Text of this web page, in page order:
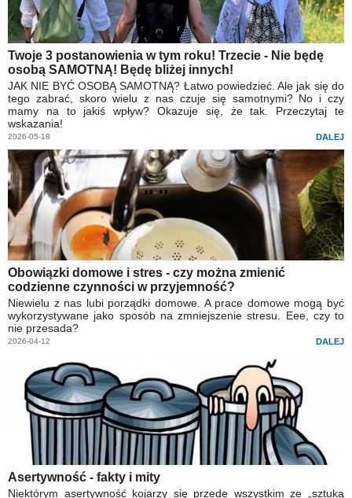
Twoje 3 postanowienia w tym roku! Trzecie - Nie będę
osobą SAMOTNĄ! Będę bliżej innych!
JAK NIE BYĆ OSOBĄ SAMOTNĄ? Łatwo powiedzieć. Ale jak się do
tego zabrać, skoro wielu z nas czuje się samotnymi? No i czy
mamy na to jakiś wpływ? Okazuje się, że tak. Przeczytaj te
wskazania!
2026-05-18 DALEJ
Obowiązki domowe i stres - czy można zmienić
codzienne czynności w przyjemność?
Niewielu z nas lubi porządki domowe. A prace domowe mogą być
wykorzystywane jako sposób na zmniejszenie stresu. Eee, czy to
nie przesada?
2026-04-12 DALEJ
Asertywność - fakty i mity
Niektórym asertywność kojarzy się przede wszystkim ze „sztuką